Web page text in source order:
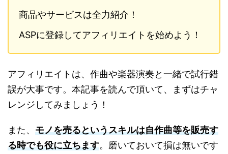
商品やサービスは全力紹介！
ASPに登録してアフィリエイトを始めよう！
アフィリエイトは、作曲や楽器演奏と一緒で試行錯
誤が大事です。本記事を読んで頂いて、まずはチャ
レンジしてみましょう！
また、 モノを売るというスキルは自作曲等を販売す
る時でも役に立ちます。磨いておいて損は無いです